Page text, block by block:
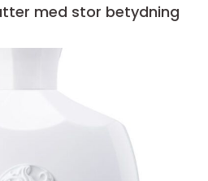
skatter med stor betydning